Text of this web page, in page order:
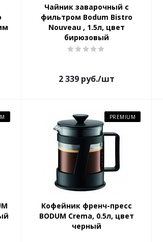
Чайник заварочный с
фильтром Bodum Bistro
Nouveau , 1.5л, цвет
бирюзовый
2 339руб./шт
PREMIUM
Кофейник френч-пресс
BODUM Crema, 0.5л, цвет
черный